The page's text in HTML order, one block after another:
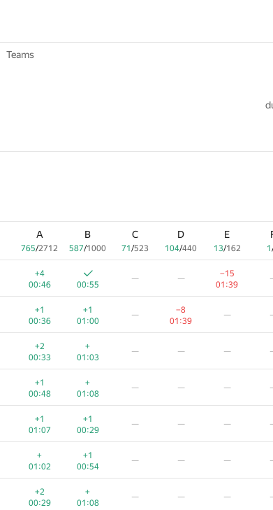
Teams
A
765/2712
B
587/1000
C
71/523
D
104/440
E
13/162 1
+4
00:46
00:55
— —
−15
01:39
+1
00:36
+1
01:00
—
−8
01:39
—
+2
00:33
+
01:03
— — —
+1
00:48
+
01:08
— — —
+1
01:07
+1
00:29
— — —
+
01:02
+1
00:54
— — —
+2
00:29
+
01:08
— — —